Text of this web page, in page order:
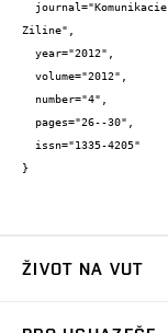
Ziline",
}
ŽIVOT NA VUT